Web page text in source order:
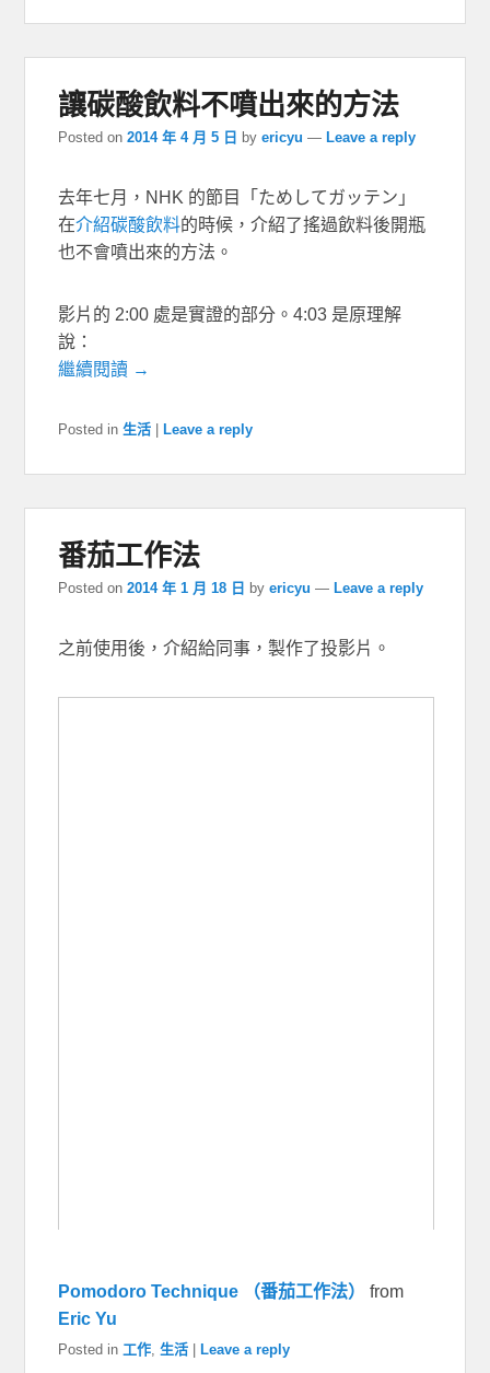
讓碳酸飲料不噴出來的方法
Posted on2014 年 4 月 5 日 byericyu — Leave a reply
去年七月，NHK 的節目「ためしてガッテン」
在介紹碳酸飲料的時候，介紹了搖過飲料後開瓶
也不會噴出來的方法。
影片的 2:00 處是實證的部分。4:03 是原理解
說：
繼續閱讀 →
Posted in 生活 Leave a reply
番茄工作法
Posted on2014 年 1 月 18 日 byericyu — Leave a reply
之前使用後，介紹給同事，製作了投影片。
Pomodoro Technique （番茄工作法）
from
Eric Yu
Posted in 工作 ,生活 Leave a reply